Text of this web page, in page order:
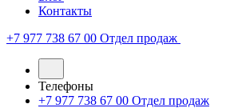
Контакты
+7 977 738 67 00 Отдел продаж
Телефоны
+7 977 738 67 00 Отдел продаж